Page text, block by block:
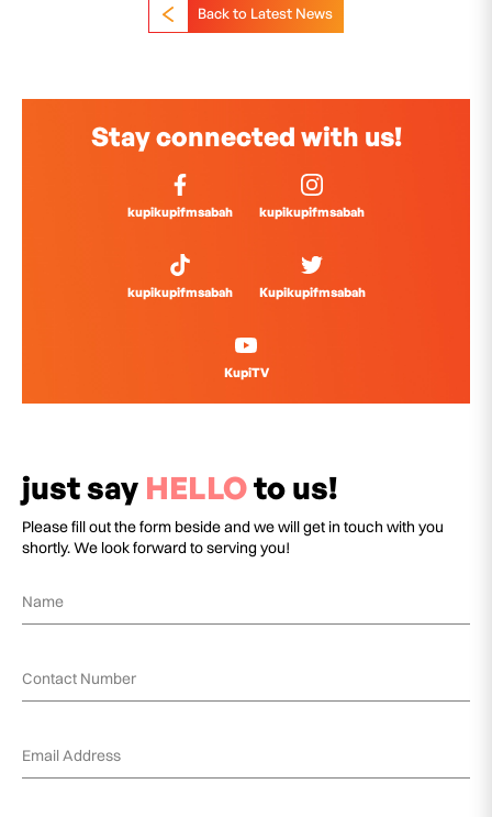
Back to Latest News
Stay connected with us!
kupikupifmsabah kupikupifmsabah
kupikupifmsabah Kupikupifmsabah
KupiTV
just say HELLOto us!
Please fill out the form beside and we will get in touch with you
shortly. We look forward to serving you!